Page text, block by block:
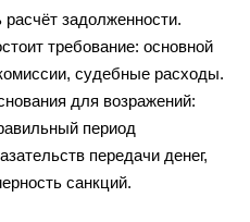
задолженности.
требование: основной
судебные расходы.
для возражений:
период
передачи денег,
санкций.